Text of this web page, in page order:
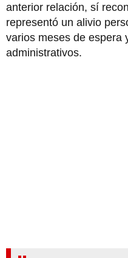
anterior relación, sí
representó un alivio
varios meses de espera
administrativos.